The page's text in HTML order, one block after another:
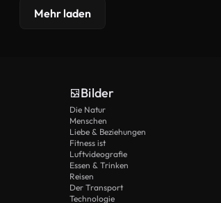
Mehr laden
Bilder
Die Natur
Menschen
Liebe & Beziehungen
Fitness ist
Luftvideografie
Essen & Trinken
Reisen
Der Transport
Technologie